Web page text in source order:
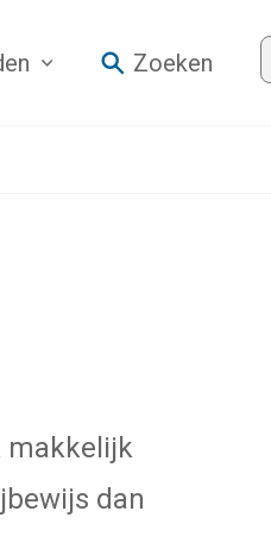
Zoeken
makkelijk
een externe
dan